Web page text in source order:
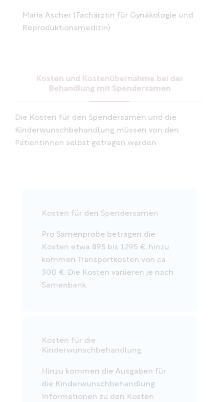
Maria Ascher (Fachärztin für Gynäkologie und
Reproduktionsmedizin)
Kosten und Kostenübernahme bei der
Behandlung mit Spendersamen
Die Kosten für den Spendersamen und die
Kinderwunschbehandlung müssen von den
Patientinnen selbst getragen werden.
Kosten für den Spendersamen
Pro Samenprobe betragen die
Kosten etwa 895 bis 1295 €, hinzu
kommen Transportkosten von ca.
300 €. Die Kosten variieren je nach
Samenbank.
Kosten für die
Kinderwunschbehandlung
Hinzu kommen die Ausgaben für
die Kinderwunschbehandlung.
Informationen zu den Kosten